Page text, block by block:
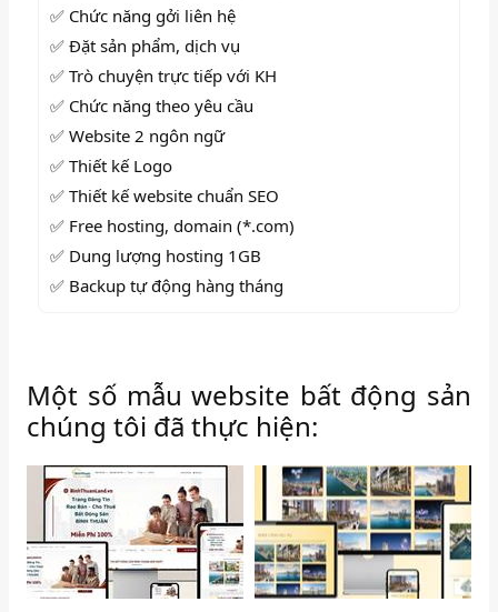
✅ Chức năng gởi liên hệ
✅ Đặt sản phẩm, dịch vụ
✅ Trò chuyện trực tiếp với KH
✅ Chức năng theo yêu cầu
✅ Website 2 ngôn ngữ
✅ Thiết kế Logo
✅ Thiết kế website chuẩn SEO
✅ Free hosting, domain (*.com)
✅ Dung lượng hosting 1GB
✅ Backup tự động hàng tháng
Một số mẫu website bất động sản
chúng tôi đã thực hiện: